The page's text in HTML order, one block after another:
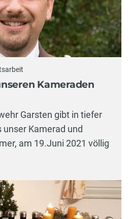
Kameraden
Garsten gibt in tiefer
unser Kamerad und
am 19.Juni 2021 völlig